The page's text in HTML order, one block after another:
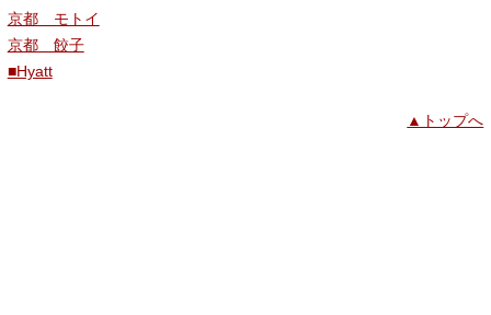
京都 モトイ
京都 餃子
■Hyatt
▲トップへ